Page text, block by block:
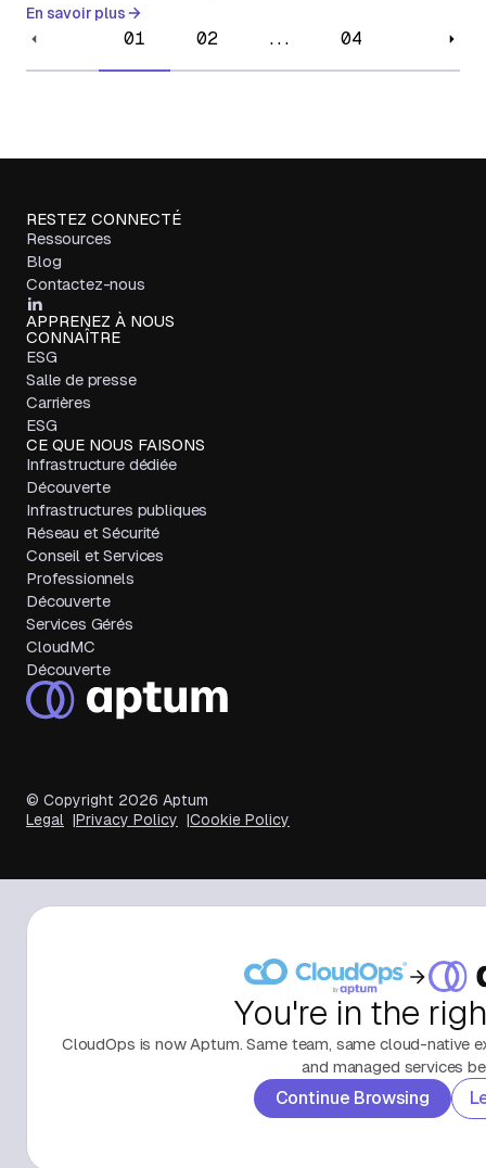
En savoir plus
01 02 ... 04
RESTEZ CONNECTÉ
Ressources
Blog
Contactez-nous
APPRENEZ À NOUS
CONNAÎTRE
ESG
Salle de presse
Carrières
ESG
CE QUE NOUS FAISONS
Infrastructure dédiée
Découverte
Infrastructures publiques
Réseau et Sécurité
Conseil et Services
Professionnels
Découverte
Services Gérés
CloudMC
Découverte
© Copyright 2026 Aptum
Legal
Privacy Policy Cookie Policy
You're in the
CloudOps is now Aptum. Same team, same cloud-native
and managed services
Continue Browsing